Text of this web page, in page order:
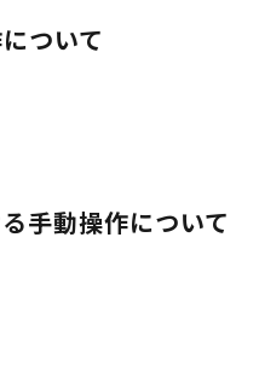
ついて
手動操作について